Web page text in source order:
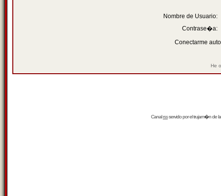
Nombre de Usuario:
Contrase�a:
Conectarme
He
Canalrssservido por eltrujam�nde